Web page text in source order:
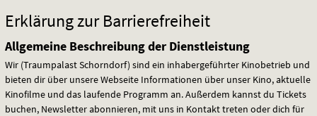
Erklärung zur Barrierefreiheit
Allgemeine Beschreibung der Dienstleistung
Wir (Traumpalast Schorndorf) sind ein inhabergeführter Kinobetrieb und
bieten dir über unsere Webseite Informationen über unser Kino, aktuelle
Kinofilme und das laufende Programm an. Außerdem kannst du Tickets
buchen, Newsletter abonnieren, mit uns in Kontakt treten oder dich für